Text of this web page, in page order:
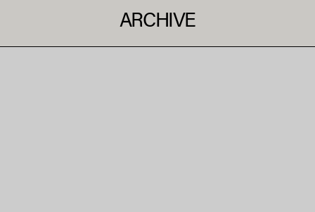
ARCHIVE